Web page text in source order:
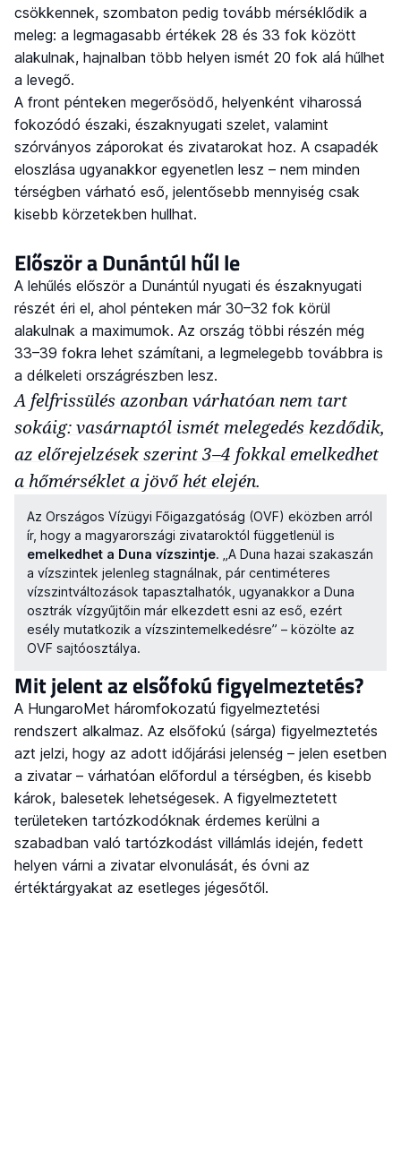
csökkennek, szombaton pedig tovább mérséklődik a
meleg: a legmagasabb értékek 28 és 33 fok között
alakulnak, hajnalban több helyen ismét 20 fok alá hűlhet
a levegő.
A front pénteken megerősödő, helyenként viharossá
fokozódó északi, északnyugati szelet, valamint
szórványos záporokat és zivatarokat hoz. A csapadék
eloszlása ugyanakkor egyenetlen lesz – nem minden
térségben várható eső, jelentősebb mennyiség csak
kisebb körzetekben hullhat.
Először a Dunántúl hűl le
A lehűlés először a Dunántúl nyugati és északnyugati
részét éri el, ahol pénteken már 30–32 fok körül
alakulnak a maximumok. Az ország többi részén még
33–39 fokra lehet számítani, a legmelegebb továbbra is
a délkeleti országrészben lesz.
A felfrissülés azonban várhatóan nem tart
sokáig: vasárnaptól ismét melegedés kezdődik,
az előrejelzések szerint 3–4 fokkal emelkedhet
a hőmérséklet a jövő hét elején.
Az Országos Vízügyi Főigazgatóság (OVF) eközben arról
ír, hogy a magyarországi zivataroktól függetlenül is
emelkedhet a Duna vízszintje. „A Duna hazai szakaszán
a vízszintek jelenleg stagnálnak, pár centiméteres
vízszintváltozások tapasztalhatók, ugyanakkor a Duna
osztrák vízgyűjtőin már elkezdett esni az eső, ezért
esély mutatkozik a vízszintemelkedésre” – közölte az
OVF sajtóosztálya.
Mit jelent az elsőfokú figyelmeztetés?
A HungaroMet háromfokozatú figyelmeztetési
rendszert alkalmaz. Az elsőfokú (sárga) figyelmeztetés
azt jelzi, hogy az adott időjárási jelenség – jelen esetben
a zivatar – várhatóan előfordul a térségben, és kisebb
károk, balesetek lehetségesek. A figyelmeztetett
területeken tartózkodóknak érdemes kerülni a
szabadban való tartózkodást villámlás idején, fedett
helyen várni a zivatar elvonulását, és óvni az
értéktárgyakat az esetleges jégesőtől.